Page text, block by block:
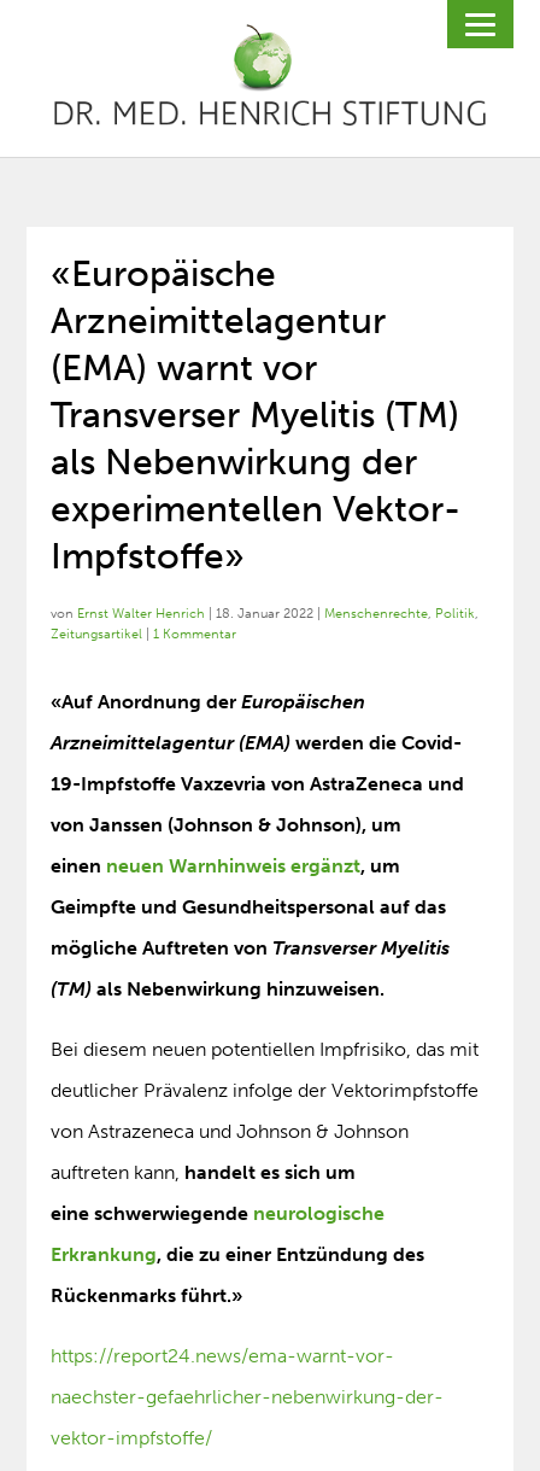
«Europäische
Arzneimittelagentur
(EMA) warnt vor
Transverser Myelitis (TM)
als Nebenwirkung der
experimentellen Vektor-
Impfstoffe»
von Ernst Walter Henrich |18. Januar 2022 Menschenrechte, Politik,
Zeitungsartikel |1 Kommentar
«Auf Anordnung derEuropäischen
Arzneimittelagentur (EMA) werden die Covid-
19-Impfstoffe Vaxzevria von AstraZeneca und
von Janssen (Johnson & Johnson), um
einen neuen Warnhinweis ergänzt, um
Geimpfte und Gesundheitspersonal auf das
mögliche Auftreten von Transverser Myelitis
(TM) als Nebenwirkung hinzuweisen.
Bei diesem neuen potentiellen Impfrisiko, das mit
deutlicher Prävalenz infolge der Vektorimpfstoffe
von Astrazeneca und Johnson & Johnson
auftreten kann, handelt es sich um
eine schwerwiegende neurologische
Erkrankung, die zu einer Entzündung des
Rückenmarks führt.»
https://report24.news/ema-warnt-vor-
naechster-gefaehrlicher-nebenwirkung-der-
vektor-impfstoffe/